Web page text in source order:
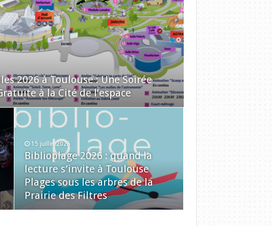
2026 à Toulouse : Une Soirée
à la Cité de l’espace
15 juillet 2026
Biblioplage 2026 : quand la
lecture s’invite à Toulouse
Plages sous les arbres de la
Prairie des Filtres